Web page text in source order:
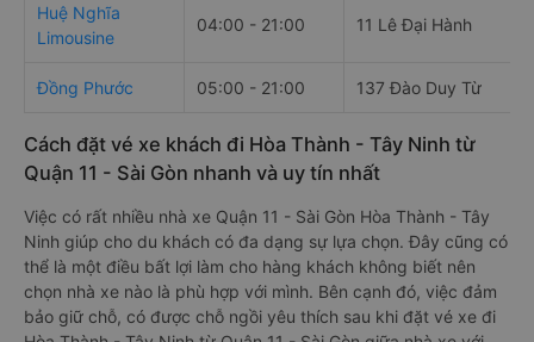
Huệ Nghĩa
Limousine
04:00 - 21:00 11 Lê Đại Hành
Đồng Phước 05:00 - 21:00 137 Đào Duy Từ
Cách đặt vé xe khách đi Hòa Thành - Tây Ninh từ
Quận 11 - Sài Gòn nhanh và uy tín nhất
Việc có rất nhiều nhà xe Quận 11 - Sài Gòn Hòa Thành - Tây
Ninh giúp cho du khách có đa dạng sự lựa chọn. Đây cũng có
thể là một điều bất lợi làm cho hàng khách không biết nên
chọn nhà xe nào là phù hợp với mình. Bên cạnh đó, việc đảm
bảo giữ chỗ, có được chỗ ngồi yêu thích sau khi đặt vé xe đi